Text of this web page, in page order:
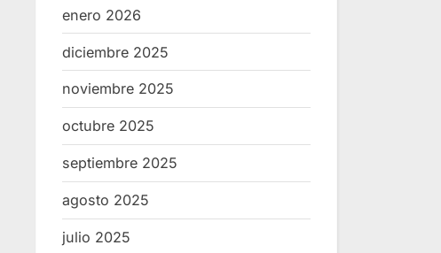
enero 2026
diciembre 2025
noviembre 2025
octubre 2025
septiembre 2025
agosto 2025
julio 2025